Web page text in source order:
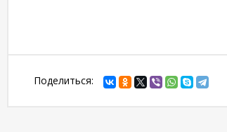
Поделиться: